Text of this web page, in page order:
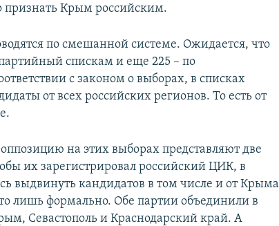
признать Крым российским.
по смешанной системе. Ожидается, что
спискам и еще 225 – по
с законом о выборах, в списках
от всех российских регионов. То есть от
на этих выборах представляют две
их зарегистрировал российский ЦИК, в
выдвинуть кандидатов в том числе и от Крыма
лишь формально. Обе партии объединили в
Севастополь и Краснодарский край. А